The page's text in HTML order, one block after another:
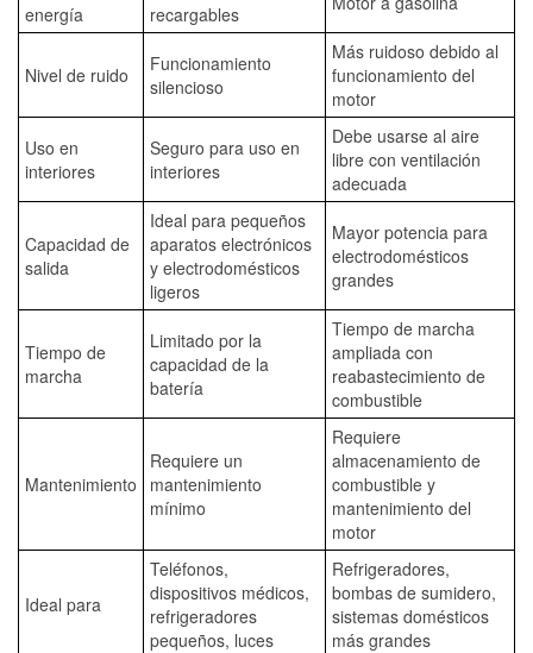
energía
recargables
Nivel de ruido
Funcionamiento
silencioso
Más ruidoso debido al
funcionamiento del
motor
Uso en
interiores
Seguro para uso en
interiores
Debe usarse al aire
libre con ventilación
adecuada
Capacidad de
salida
Ideal para pequeños
aparatos electrónicos
y electrodomésticos
ligeros
Mayor potencia para
electrodomésticos
grandes
Tiempo de
marcha
Limitado por la
capacidad de la
batería
Tiempo de marcha
ampliada con
reabastecimiento de
combustible
Mantenimiento
Requiere un
mantenimiento
mínimo
Requiere
almacenamiento de
combustible y
mantenimiento del
motor
Ideal para
Teléfonos,
dispositivos médicos,
refrigeradores
pequeños, luces
Refrigeradores,
bombas de sumidero,
sistemas domésticos
más grandes